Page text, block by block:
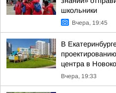
школьники
Вчера, 19:45
В
центра в
Вчера, 19:33